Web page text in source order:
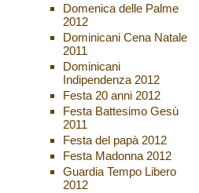
Domenica delle Palme
2012
Dominicani Cena Natale
2011
Dominicani
Indipendenza 2012
Festa 20 anni 2012
Festa Battesimo Gesù
2011
Festa del papà 2012
Festa Madonna 2012
Guardia Tempo Libero
2012